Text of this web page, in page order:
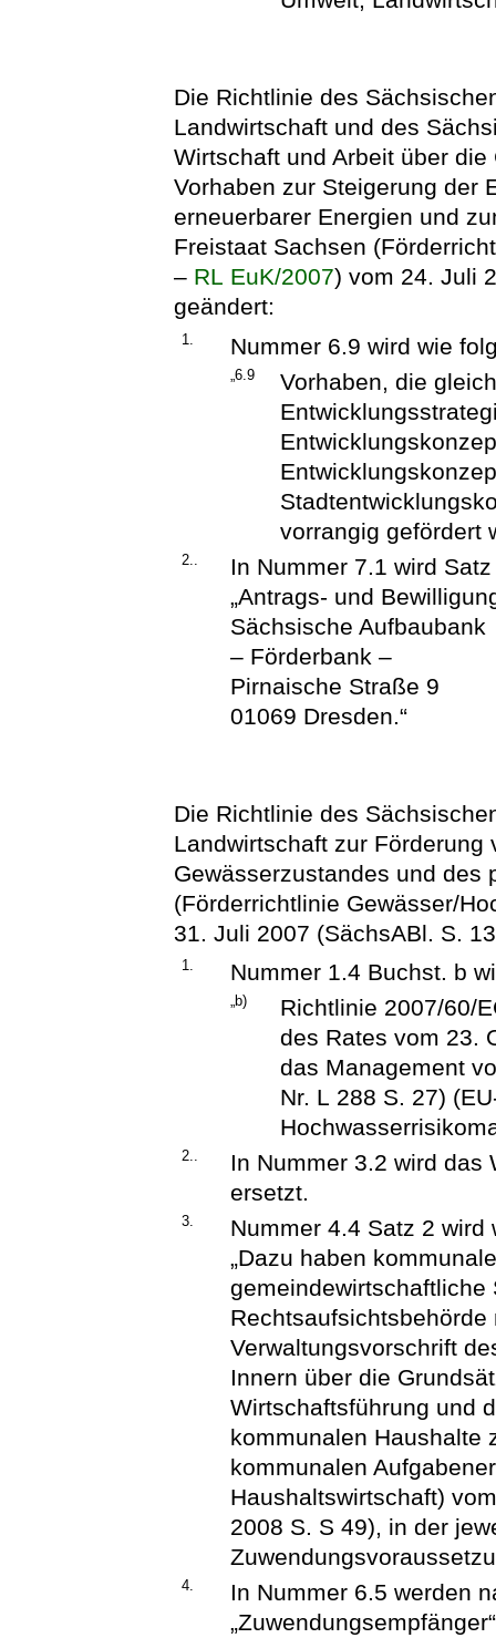
Die Richtlinie des
Landwirtschaft und des
Wirtschaft und Arbeit über
Vorhaben zur Steigerung der
erneuerbarer Energien und
Freistaat Sachsen
– RL EuK/2007) vom 24. Juli
geändert:
1. Nummer 6.9 wird wie
„6.9
Vorhaben, die
vorrangig gefördert
2..
In Nummer 7.1 wird
„Antrags- und
Sächsische Aufbaubank
– Förderbank –
Pirnaische Straße 9
01069 Dresden.“
Die Richtlinie des
Landwirtschaft zur
Gewässerzustandes und des
(Förderrichtlinie Gewässer/
31. Juli 2007 (SächsABl. S.
1. Nummer 1.4 Buchst. b
„b)
Richtlinie 2007/60/
des Rates vom 23.
das Management
Nr. L 288 S. 27)
2..
In Nummer 3.2 wird das
ersetzt.
3.
Nummer 4.4 Satz 2 wird
„Dazu haben
Rechtsaufsichtsbehörde
Verwaltungsvorschrift
Innern über die
Wirtschaftsführung und
kommunalen Haushalte
kommunalen
Haushaltswirtschaft)
2008 S. S 49), in der
4.
In Nummer 6.5 werden